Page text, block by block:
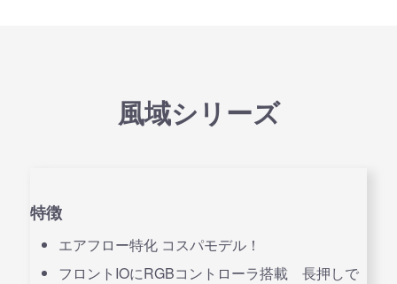
風域シリーズ
特徴
エアフロー特化 コスパモデル！
フロントIOにRGBコントローラ搭載 長押しで